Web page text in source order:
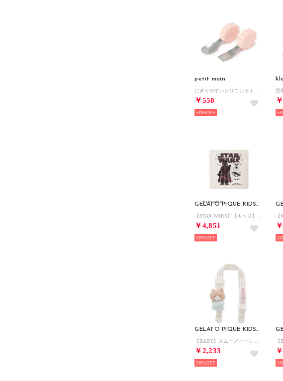
petit main
￥550
50%
GELATO PIQUE KIDS & BABY
￥4,851
30%
GELATO PIQUE KIDS & BABY
￥2,233
30%